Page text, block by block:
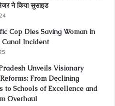
ने किया सुसाइड
Cop Dies Saving Woman in
Canal Incident
Unveils Visionary
From Declining
to Schools of Excellence and
Overhaul